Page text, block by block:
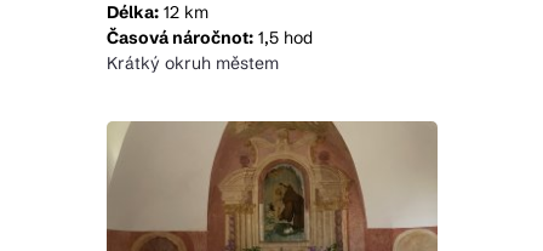
Délka:12 km
Časová náročnot:1,5 hod
Krátký okruh městem